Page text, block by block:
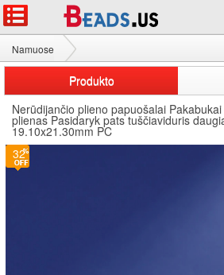
Namuose
Nerūdijančio plieno papuošalai Pakabukai
Produkto
Nerūdijančio plieno papuošalai
plienas Pasidaryk pats tuščiaviduris
19.10x21.30mm PC